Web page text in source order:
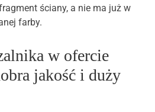
ściany, a nie ma już w
farby.
w ofercie
jakość i duży